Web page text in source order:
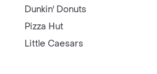
Dunkin' Donuts
Pizza Hut
Little Caesars